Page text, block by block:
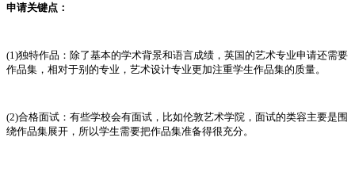
申请关键点：
(1)独特作品：除了基本的学术背景和语言成绩，英国的艺术专业申请还需要
作品集，相对于别的专业，艺术设计专业更加注重学生作品集的质量。
(2)合格面试：有些学校会有面试，比如伦敦艺术学院，面试的类容主要是围
绕作品集展开，所以学生需要把作品集准备得很充分。